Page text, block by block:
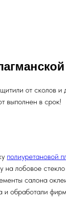
от сколов
выполнен в срок!
полиуретановой
на лобовое стекло
салона
и обработали